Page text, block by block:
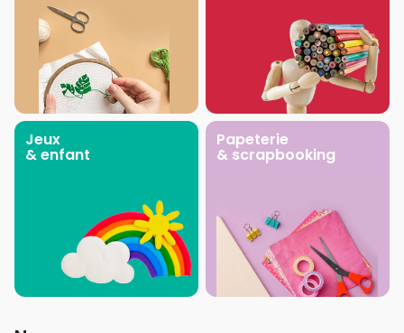
Jeux
& enfant
Papeterie
& scrapbooking